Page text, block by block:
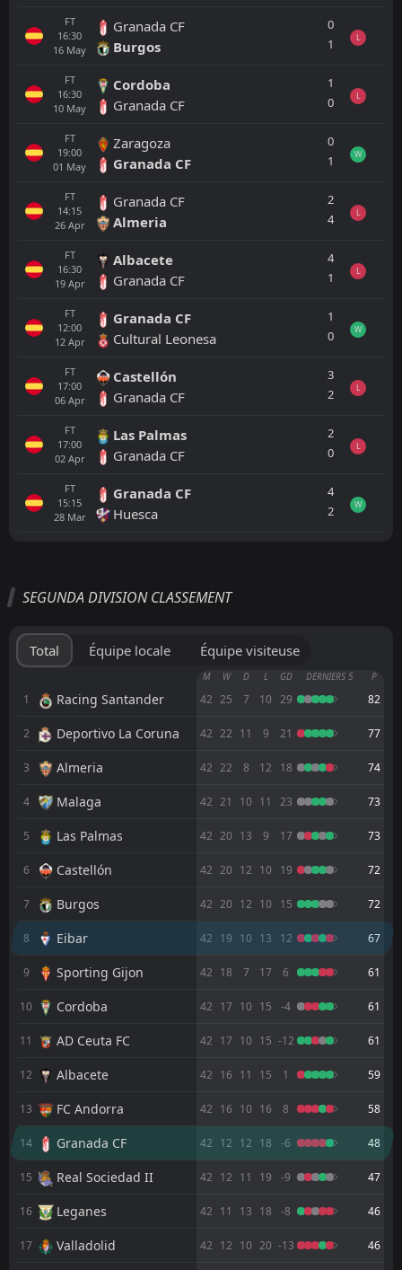
FT
16:30
16 May
Granada CF
Burgos
0
1
L
FT
16:30
10 May
Cordoba
Granada CF
1
0
L
FT
19:00
01 May
Zaragoza
Granada CF
0
1
W
FT
14:15
26 Apr
Granada CF
Almeria
2
4
L
FT
16:30
19 Apr
Albacete
Granada CF
4
1
L
FT
12:00
12 Apr
Granada CF
Cultural Leonesa
1
0
W
FT
17:00
06 Apr
Castellón
Granada CF
3
2
L
FT
17:00
02 Apr
Las Palmas
Granada CF
2
0
L
FT
15:15
28 Mar
Granada CF
Huesca
4
2
W
FT
01Aug
Arenas Getxo
5
0
FT
29
Real Sociedad II
0
17:00
2
17:00
18Jul
1
FT
16:30
31May
2
1
16:30
Eibar
2
14:15
Eibar
1
FT
10May
Eibar
1
FT
02
May
Eibar
2
18:30
SEGUNDA DIVISION CLASSEMENT
Total Équipe locale Équipe visiteuse
M W D L GD DERNIERS 5 P
1 Racing Santander 42 25 7 10 29 82
2 Deportivo La Coruna 42 22 11 9 21 77
3 Almeria 42 22 8 12 18 74
4 Malaga 42 21 10 11 23 73
5 Las Palmas 42 20 13 9 17 73
6 Castellón 42 20 12 10 19 72
7 Burgos 42 20 12 10 15 72
8 Eibar 42 19 10 13 12 67
9 Sporting Gijon 42 18 7 17 6 61
10 Cordoba 42 17 10 15 -4 61
11 AD Ceuta FC 42 17 10 15 -12 61
12 Albacete 42 16 11 15 1 59
13 FC Andorra 42 16 10 16 8 58
14 Granada CF 42 12 12 18 -6 48
15 Real Sociedad II 42 12 11 19 -9 47
16 Leganes 42 11 13 18 -8 46
17 Valladolid 42 12 10 20 -13 46